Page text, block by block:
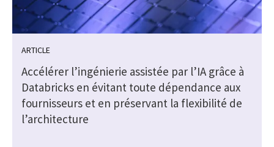
ARTICLE
Accélérer l’ingénierie assistée par l’IA grâce à
Databricks en évitant toute dépendance aux
fournisseurs et en préservant la flexibilité de
l’architecture